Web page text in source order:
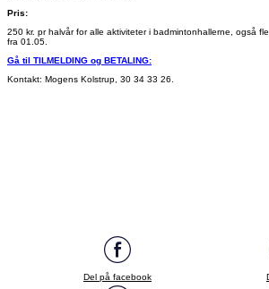
Pris:
250 kr. pr halvår for alle aktiviteter i badmintonhallerne, også
fra 01.05.
Gå til TILMELDING og BETALING:
Kontakt: Mogens Kolstrup, 30 34 33 26.
Del på facebook